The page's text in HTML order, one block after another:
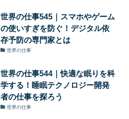
世界の仕事545｜スマホやゲーム
の使いすぎを防ぐ！デジタル依
存予防の専門家とは
世界の仕事
世界の仕事544｜快適な眠りを科
学する！睡眠テクノロジー開発
者の仕事を探ろう
世界の仕事